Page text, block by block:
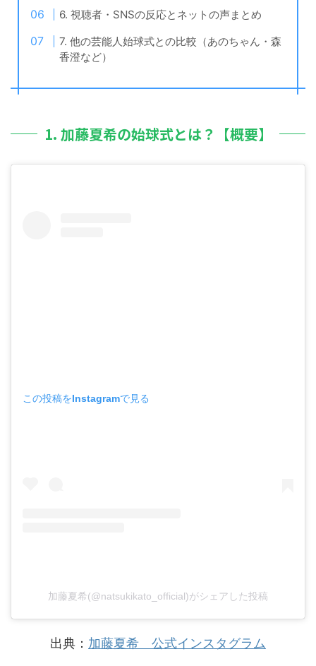
6. 視聴者・SNSの反応とネットの声まとめ
7. 他の芸能人始球式との比較（あのちゃん・森
香澄など）
1. 加藤夏希の始球式とは？【概要】
この投稿をInstagramで見る
加藤夏希(@natsukikato_official)がシェアした投稿
出典： 加藤夏希 公式インスタグラム